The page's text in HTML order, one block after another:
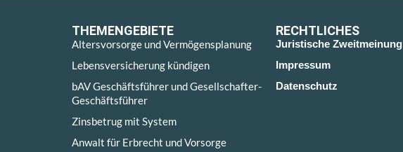
THEMENGEBIETE
Altersvorsorge und Vermögensplanung
Lebensversicherung kündigen
bAV Geschäftsführer und Gesellschafter-
Geschäftsführer
Zinsbetrug mit System
Anwalt für Erbrecht und Vorsorge
RECHTLICHES
Juristische Zweitmeinung
Impressum
Datenschutz